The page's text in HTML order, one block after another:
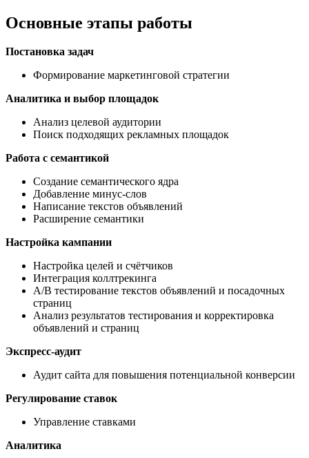
Основные этапы работы
Постановка задач
Формирование маркетинговой стратегии
Аналитика и выбор площадок
Анализ целевой аудитории
Поиск подходящих рекламных площадок
Работа с семантикой
Создание семантического ядра
Добавление минус-слов
Написание текстов объявлений
Расширение семантики
Настройка кампании
Настройка целей и счётчиков
Интеграция коллтрекинга
А/В тестирование текстов объявлений и посадочных
страниц
Анализ результатов тестирования и корректировка
объявлений и страниц
Экспресс-аудит
Аудит сайта для повышения потенциальной конверсии
Регулирование ставок
Управление ставками
Аналитика